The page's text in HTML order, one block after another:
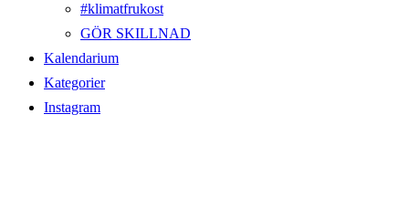
#klimatfrukost
GÖR SKILLNAD
Kalendarium
Kategorier
Instagram